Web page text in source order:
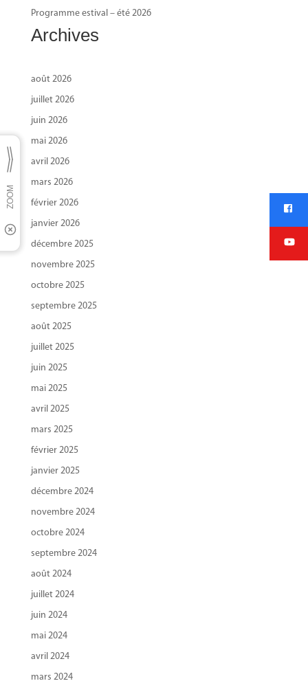
Programme estival – été 2026
Archives
août 2026
juillet 2026
juin 2026
mai 2026
avril 2026
mars 2026
février 2026
janvier 2026
décembre 2025
novembre 2025
octobre 2025
septembre 2025
août 2025
juillet 2025
juin 2025
mai 2025
avril 2025
mars 2025
février 2025
janvier 2025
décembre 2024
novembre 2024
octobre 2024
septembre 2024
août 2024
juillet 2024
juin 2024
mai 2024
avril 2024
mars 2024